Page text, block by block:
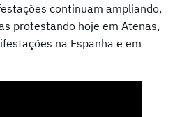
continuam ampliando,
protestando hoje em Atenas,
na Espanha e em